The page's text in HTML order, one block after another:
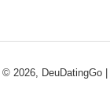
© 2026, DeuDatingGo |